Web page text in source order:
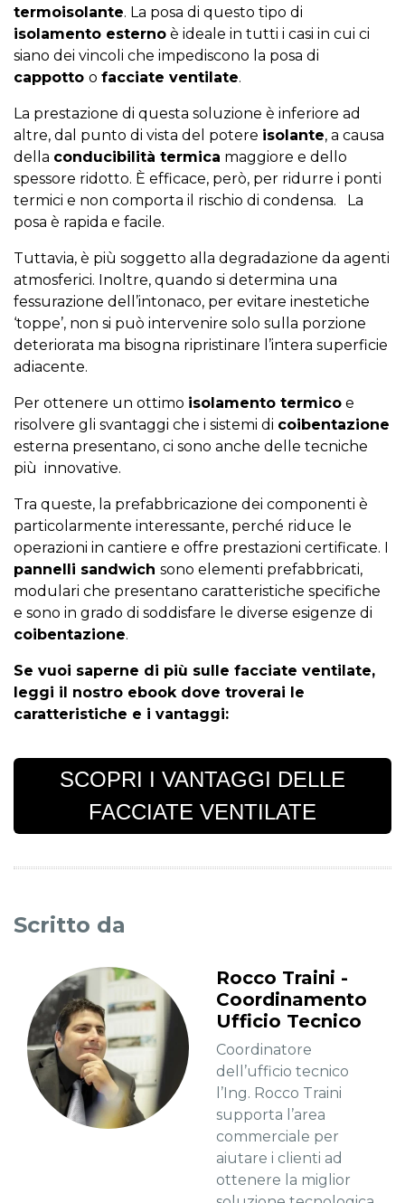
termoisolante. La posa di questo tipo di
isolamento esterno è ideale in tutti i casi in cui ci
siano dei vincoli che impediscono la posa di
cappotto o facciate ventilate.
La prestazione di questa soluzione è inferiore ad
altre, dal punto di vista del potere isolante, a causa
della conducibilità termica maggiore e dello
spessore ridotto. È efficace, però, per ridurre i ponti
termici e non comporta il rischio di condensa. La
posa è rapida e facile.
Tuttavia, è più soggetto alla degradazione da agenti
atmosferici. Inoltre, quando si determina una
fessurazione dell’intonaco, per evitare inestetiche
‘toppe’, non si può intervenire solo sulla porzione
deteriorata ma bisogna ripristinare l’intera superficie
adiacente.
Per ottenere un ottimo isolamento termico e
risolvere gli svantaggi che i sistemi di coibentazione
esterna presentano, ci sono anche delle tecniche
più innovative.
Tra queste, la prefabbricazione dei componenti è
particolarmente interessante, perché riduce le
operazioni in cantiere e offre prestazioni certificate. I
pannelli sandwich sono elementi prefabbricati,
modulari che presentano caratteristiche specifiche
e sono in grado di soddisfare le diverse esigenze di
coibentazione.
Se vuoi saperne di più sulle facciate ventilate,
leggi il nostro ebook dove troverai le
caratteristiche e i vantaggi:
SCOPRI I VANTAGGI DELLE
FACCIATE VENTILATE
Scritto da
Rocco Traini -
Coordinamento
Ufficio Tecnico
Coordinatore
dell’ufficio tecnico
l’Ing. Rocco Traini
supporta l’area
commerciale per
aiutare i clienti ad
ottenere la miglior